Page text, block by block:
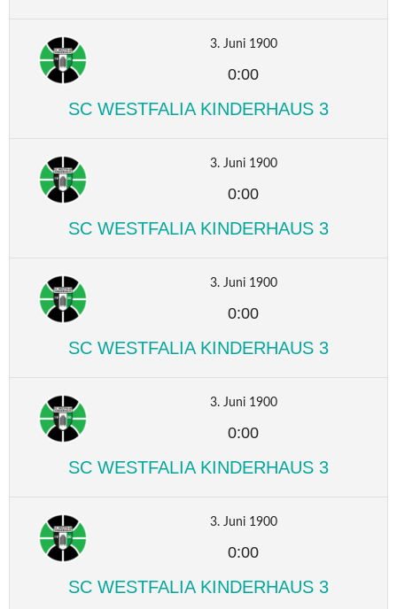
3. Juni 1900
0:00
SC WESTFALIA KINDERHAUS 3
3. Juni 1900
0:00
SC WESTFALIA KINDERHAUS 3
3. Juni 1900
0:00
SC WESTFALIA KINDERHAUS 3
3. Juni 1900
0:00
SC WESTFALIA KINDERHAUS 3
3. Juni 1900
0:00
SC WESTFALIA KINDERHAUS 3